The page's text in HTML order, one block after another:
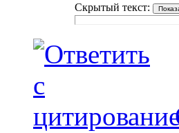
Скрытый текст: